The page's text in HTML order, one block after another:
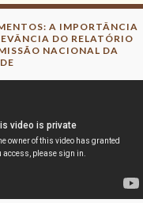
A IMPORTÂNCIA
DO RELATÓRIO
NACIONAL DA